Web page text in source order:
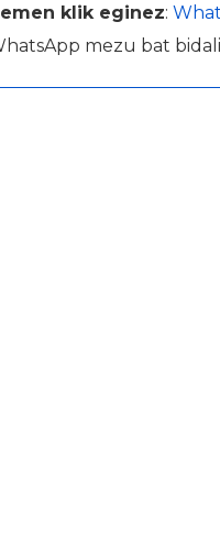
klik eginez:
mezu bat bidali